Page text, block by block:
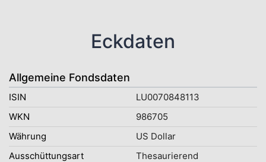
Eckdaten
Allgemeine Fondsdaten
ISIN
LU0070848113
WKN
986705
Währung
US Dollar
Ausschüttungsart
Thesaurierend